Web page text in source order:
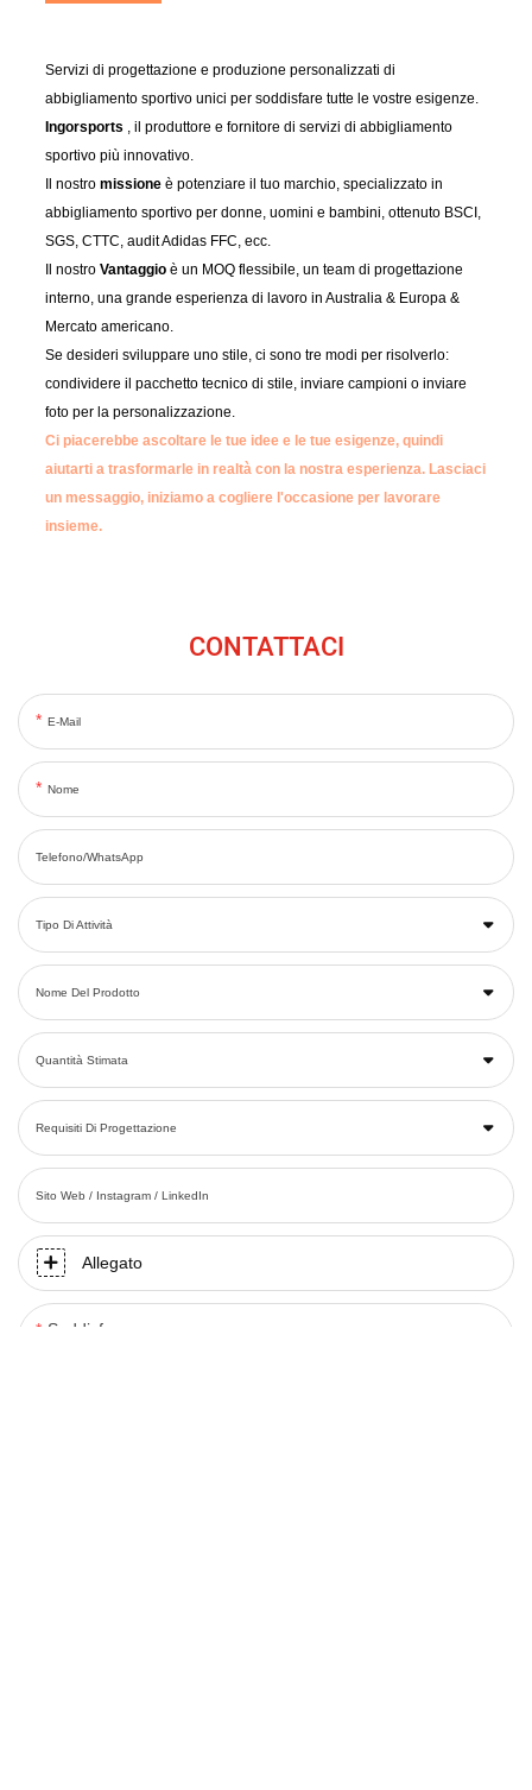
Servizi di progettazione e produzione personalizzati di
abbigliamento sportivo unici per soddisfare tutte le vostre esigenze.
Ingorsports , il produttore e fornitore di servizi di abbigliamento
sportivo più innovativo.
Il nostromissioneè potenziare il tuo marchio, specializzato in
abbigliamento sportivo per donne, uomini e bambini, ottenuto BSCI,
SGS, CTTC, audit Adidas FFC, ecc.
Il nostroVantaggioè un MOQ flessibile, un team di progettazione
interno, una grande esperienza di lavoro in Australia & Europa &
Mercato americano.
Se desideri sviluppare uno stile, ci sono tre modi per risolverlo:
condividere il pacchetto tecnico di stile, inviare campioni o inviare
foto per la personalizzazione.
Ci piacerebbe ascoltare le tue idee e le tue esigenze, quindi
aiutarti a trasformarle in realtà con la nostra esperienza. Lasciaci
un messaggio, iniziamo a cogliere l'occasione per lavorare
insieme.
CONTATTACI
E-Mail
Nome
Telefono/WhatsApp
Tipo Di Attività
Nome Del Prodotto
Quantità Stimata
Requisiti Di Progettazione
Sito Web / Instagram / LinkedIn
Allegato
Soddisfare